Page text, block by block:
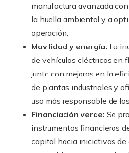
manufactura avanzada
la huella ambiental y a
operación.
Movilidad y energía: La
de vehículos eléctricos en
junto con mejoras en la
de plantas industriales y
uso más responsable de los
Financiación verde: Se
instrumentos financieros
capital hacia iniciativas de